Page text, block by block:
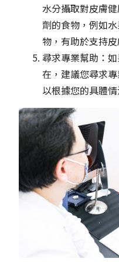
水分攝取對皮膚
劑的食物，例如
物，有助於支持
尋求專業幫助：
在，建議您尋求
以根據您的具體